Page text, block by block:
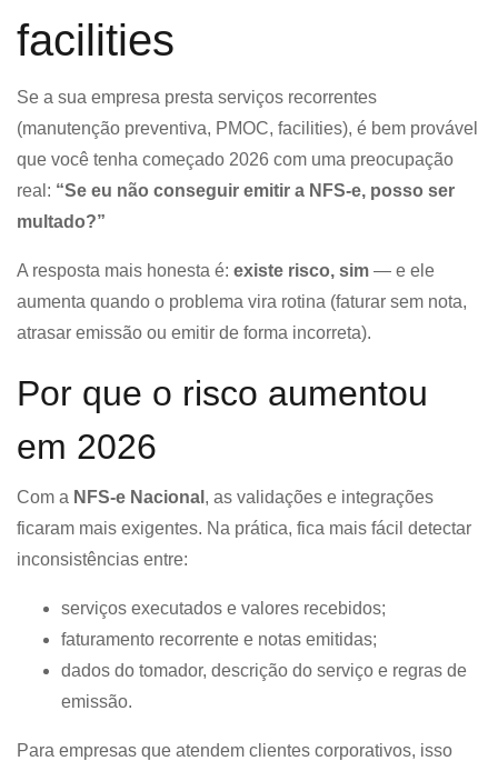
facilities
Se a sua empresa presta serviços recorrentes
(manutenção preventiva, PMOC, facilities), é bem provável
que você tenha começado 2026 com uma preocupação
real: “Se eu não conseguir emitir a NFS-e, posso ser
multado?”
A resposta mais honesta é: existe risco, sim — e ele
aumenta quando o problema vira rotina (faturar sem nota,
atrasar emissão ou emitir de forma incorreta).
Por que o risco aumentou
em 2026
Com a NFS-e Nacional , as validações e integrações
ficaram mais exigentes. Na prática, fica mais fácil detectar
inconsistências entre:
serviços executados e valores recebidos;
faturamento recorrente e notas emitidas;
dados do tomador, descrição do serviço e regras de
emissão.
Para empresas que atendem clientes corporativos, isso